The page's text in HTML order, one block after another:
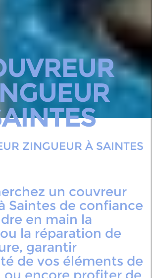
ZINGUEUR À SAINTES
un couvreur
Saintes de confiance
en main la
la réparation de
garantir
de vos éléments de
ou encore profiter de